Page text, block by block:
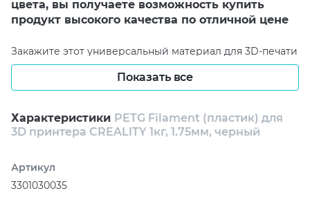
цвета, вы получаете возможность купить
продукт высокого качества по отличной цене
Закажите этот универсальный материал для 3D-печати
сегодня и начните творить невероятные объекты без
Показать все
Характеристики PETG Filament (пластик) для
3D принтера CREALITY 1кг, 1.75мм, черный
Артикул
3301030035